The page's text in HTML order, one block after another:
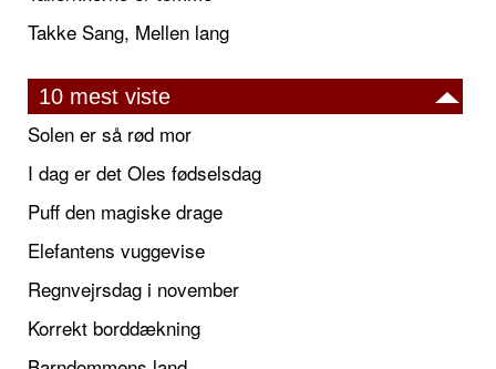
Takke Sang, Mellen lang
10 mest viste
Solen er så rød mor
I dag er det Oles fødselsdag
Puff den magiske drage
Elefantens vuggevise
Regnvejrsdag i november
Korrekt borddækning